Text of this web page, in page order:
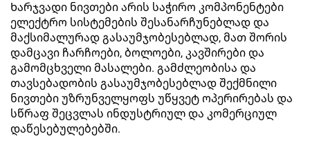
Ხარჯვადი ნივთები არის საჭირო კომპონენტები
ელექტრო სისტემების შესანარჩუნებლად და
მაქსიმალურად გასაუმჯობესებლად, მათ შორის
დამცავი ჩარჩოები, ბოლოები, კავშირები და
გამომცხველი მასალები. გამძლეობისა და
თავსებადობის გასაუმჯობესებლად შექმნილი
ნივთები უზრუნველყოფს უწყვეტ ოპერირებას და
სწრაფ შეცვლას ინდუსტრიულ და კომერციულ
დაწესებულებებში.